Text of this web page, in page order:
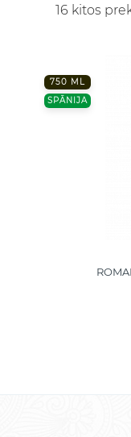
16 kitos
750 ML
SPĀNIJA